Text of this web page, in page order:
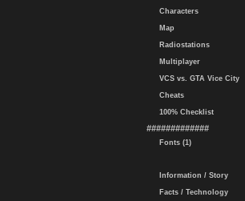
Characters
Map
Radiostations
Multiplayer
VCS vs. GTA Vice City
Cheats
100% Checklist
#############
Fonts (1)
Information / Story
Facts / Technology